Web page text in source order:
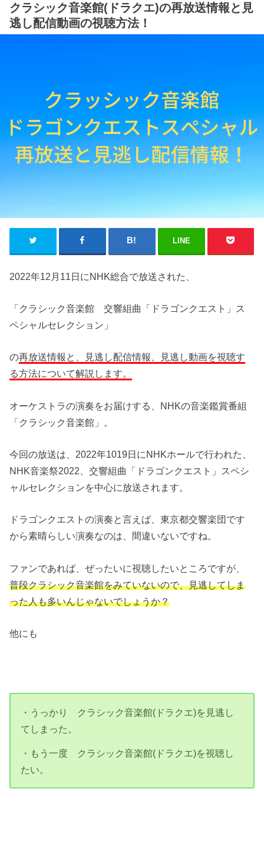
クラシック音楽館(ドラクエ)の再放送情報と見
逃し配信動画の視聴方法！
LINE
2022年12月11日にNHK総合で放送された、
「クラシック音楽館 交響組曲「ドラゴンクエスト」ス
ペシャルセレクション」
の再放送情報と、見逃し配信情報、見逃し動画を視聴す
る方法について解説します。
オーケストラの演奏をお届けする、NHKの音楽鑑賞番組
「クラシック音楽館」。
今回の放送は、2022年1019日にNHKホールで行われた、
NHK音楽祭2022、交響組曲「ドラゴンクエスト」スペシ
ャルセレクションを中心に放送されます。
ドラゴンクエストの演奏と言えば、東京都交響楽団です
から素晴らしい演奏なのは、間違いないですね。
ファンであれば、ぜったいに視聴したいところですが、
普段クラシック音楽館をみていないので、見逃してしま
った人も多いんじゃないでしょうか？
他にも
・うっかり クラシック音楽館(ドラクエ)を見逃し
てしまった。
・もう一度 クラシック音楽館(ドラクエ)を視聴し
たい。